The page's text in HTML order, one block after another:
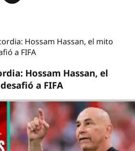
Hossam Hassan, el mito
a FIFA
Hossam Hassan, el
a FIFA